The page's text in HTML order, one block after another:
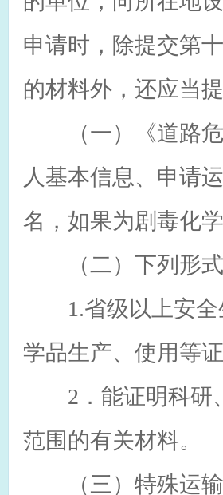
申请时，除提交第
的材料外，还应当
（一）《道路危
人基本信息、申请
名，如果为剧毒化
（二）下列形式
1.省级以上安全
学品生产、使用等证
2．能证明科研
范围的有关材料。
（三）特殊运输